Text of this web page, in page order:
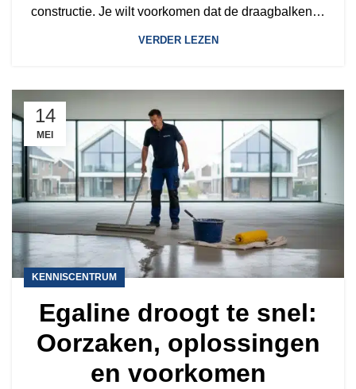
constructie. Je wilt voorkomen dat de draagbalken…
VERDER LEZEN
14
MEI
KENNISCENTRUM
Egaline droogt te snel:
Oorzaken, oplossingen
en voorkomen